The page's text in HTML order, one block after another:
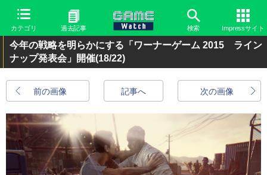
カテゴリ 過去記事 検索 Impressサイト
今年の戦略を明らかにする「ワーナーゲーム 2015 ライン
ナップ発表会」開催(18/22)
前の画像 次の画像
記事へ